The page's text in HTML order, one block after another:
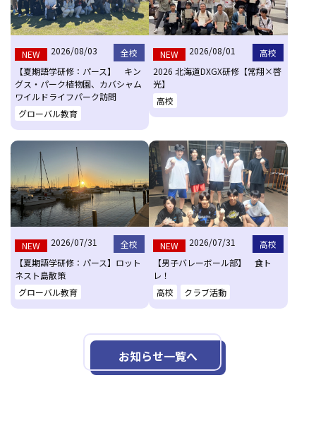
NEW 2026/08/03
全校
【夏期語学研修：パース】 キン
グス・パーク植物園、カバシャム
ワイルドライフパーク訪問
グローバル教育
NEW 2026/08/01
高校
2026 北海道DXGX研修【常翔×啓
光】
高校
NEW 2026/07/31
全校
【夏期語学研修：パース】ロット
ネスト島散策
グローバル教育
NEW 2026/07/31
高校
【男子バレーボール部】 食ト
レ！
高校
クラブ活動
お知らせ一覧へ